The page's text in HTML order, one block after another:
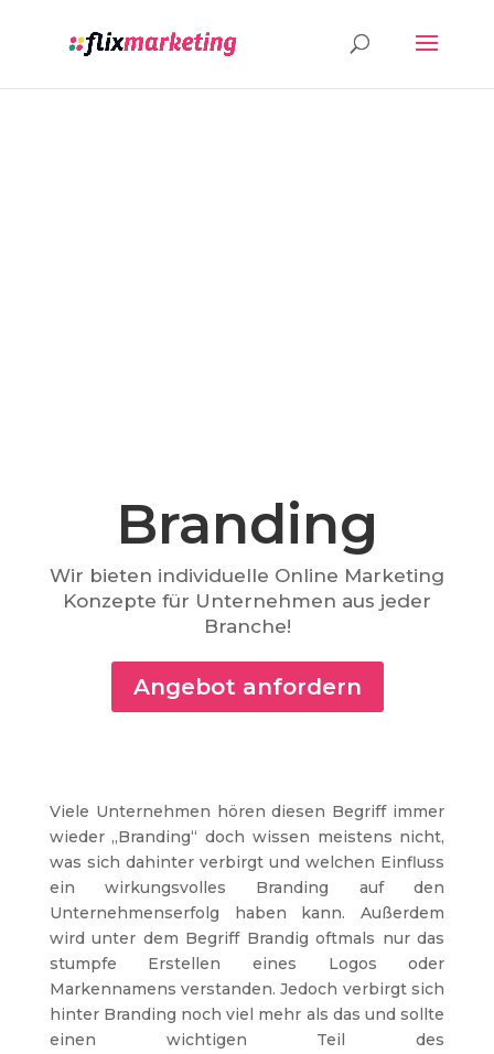
Branding
Wir bieten individuelle Online Marketing
Konzepte für Unternehmen aus jeder
Branche!
Angebot anfordern
Viele Unternehmen hören diesen Begriff immer
wieder „Branding“ doch wissen meistens nicht,
was sich dahinter verbirgt und welchen Einfluss
ein wirkungsvolles Branding auf den
Unternehmenserfolg haben kann. Außerdem
wird unter dem Begriff Brandig oftmals nur das
stumpfe Erstellen eines Logos oder
Markennamens verstanden. Jedoch verbirgt sich
hinter Branding noch viel mehr als das und sollte
einen wichtigen Teil des